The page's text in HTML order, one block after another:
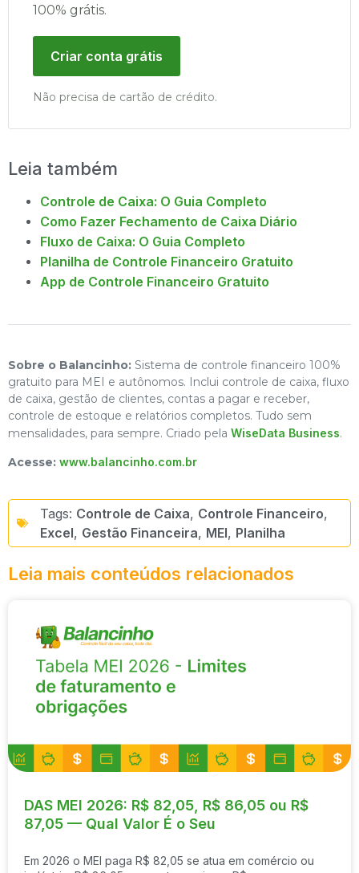
100% grátis.
Criar conta grátis
Não precisa de cartão de crédito.
Leia também
Controle de Caixa: O Guia Completo
Como Fazer Fechamento de Caixa Diário
Fluxo de Caixa: O Guia Completo
Planilha de Controle Financeiro Gratuito
App de Controle Financeiro Gratuito
Sobre o Balancinho: Sistema de controle financeiro 100%
gratuito para MEI e autônomos. Inclui controle de caixa, fluxo
de caixa, gestão de clientes, contas a pagar e receber,
controle de estoque e relatórios completos. Tudo sem
mensalidades, para sempre. Criado pela WiseData Business.
Acesse: www.balancinho.com.br
Tags: Controle de Caixa, Controle Financeiro,
Excel, Gestão Financeira, MEI, Planilha
Leia mais conteúdos relacionados
DAS MEI 2026: R$ 82,05, R$ 86,05 ou R$
87,05 — Qual Valor É o Seu
Em 2026 o MEI paga R$ 82,05 se atua em comércio ou